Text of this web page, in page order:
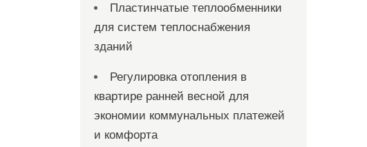
Пластинчатые теплообменники
для систем теплоснабжения
зданий
Регулировка отопления в
квартире ранней весной для
экономии коммунальных платежей
и комфорта